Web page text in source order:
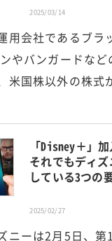
2025/03/14
用会社であるブラ
やバンガードな
米国株以外の株
「Disney＋」
それでもディズ
している3つの
2025/02/27
ニーは2月5日、第